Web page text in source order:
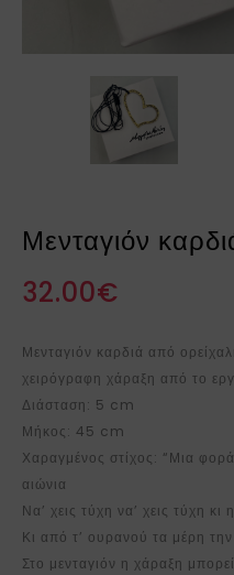
Μενταγιόν
32.00€
Μενταγιόν καρδιά από
χειρόγραφη χάραξη από το
Διάσταση: 5 cm
Μήκος: 45 cm
Χαραγμένος στίχος: “Μια
αιώνια
Να’ χεις τύχη να’ χεις τύχη
Κι από τ’ ουρανού τα μέρη
Στο μενταγιόν η χάραξη